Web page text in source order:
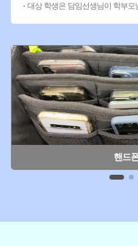
대상 학생은 담임선생님이 학부모
핸드